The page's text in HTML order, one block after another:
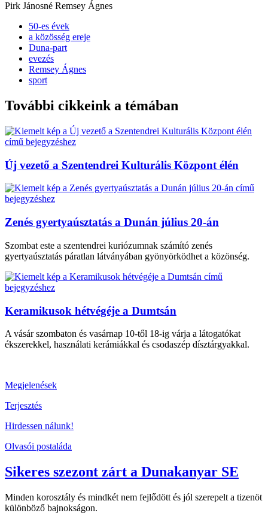
Pirk Jánosné Remsey Ágnes
50-es évek
a közösség ereje
Duna-part
evezés
Remsey Ágnes
sport
További cikkeink a témában
Új vezető a Szentendrei Kulturális Központ élén
Zenés gyertyaúsztatás a Dunán július 20-án
Szombat este a szentendrei kuriózumnak számító zenés
gyertyaúsztatás páratlan látványában gyönyörködhet a közönség.
Keramikusok hétvégéje a Dumtsán
A vásár szombaton és vasárnap 10-től 18-ig várja a látogatókat
ékszerekkel, használati kerámiákkal és csodaszép dísztárgyakkal.
Megjelenések
Terjesztés
Hirdessen nálunk!
Olvasói postaláda
Sikeres szezont zárt a Dunakanyar SE
Minden korosztály és mindkét nem fejlődött és jól szerepelt a tizenöt
különböző bajnokságon.